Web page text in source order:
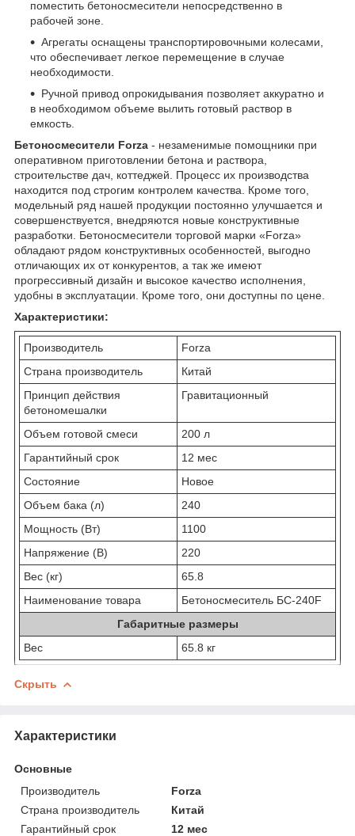
поместить бетоносмесители непосредственно в
рабочей зоне.
Агрегаты оснащены транспортировочными колесами,
что обеспечивает легкое перемещение в случае
необходимости.
Ручной привод опрокидывания позволяет аккуратно и
в необходимом объеме вылить готовый раствор в
емкость.
Бетоносмесители Forza - незаменимые помощники при
оперативном приготовлении бетона и раствора,
строительстве дач, коттеджей. Процесс их производства
находится под строгим контролем качества. Кроме того,
модельный ряд нашей продукции постоянно улучшается и
совершенствуется, внедряются новые конструктивные
разработки. Бетоносмесители торговой марки «Forza»
обладают рядом конструктивных особенностей, выгодно
отличающих их от конкурентов, а так же имеют
прогрессивный дизайн и высокое качество исполнения,
удобны в эксплуатации. Кроме того, они доступны по цене.
Характеристики:
Производитель
Forza
Страна производитель
Китай
Принцип действия
бетономешалки
Гравитационный
Объем готовой смеси
200 л
Гарантийный срок
12 мес
Состояние
Новое
Объем бака (л)
240
Мощность (Вт)
1100
Напряжение (В)
220
Вес (кг)
65.8
Наименование товара
Бетоносмеситель БС-240F
Габаритные размеры
Вес
65.8 кг
Скрыть
Характеристики
Основные
Производитель
Forza
Страна производитель
Китай
Гарантийный срок
12 мес